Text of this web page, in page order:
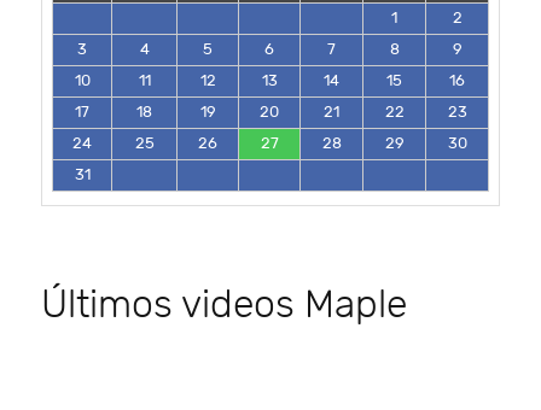
1
2
3
4 5 6 7 8
9
10
11 12 13 14 15
16
17
18 19 20 21 22
23
24
25 26 27 28 29
30
31
Últimos videos Maple